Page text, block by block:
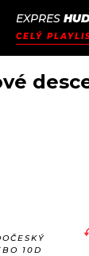
SEZNAM.CZ
EXPRES
CELÝ
10D